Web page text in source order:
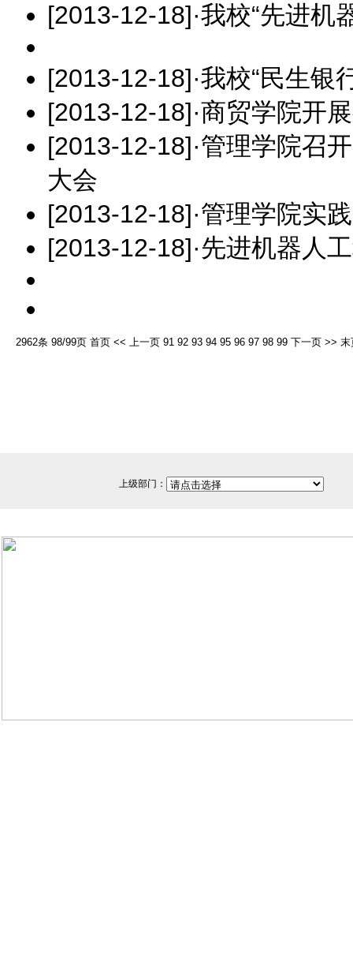
[2013-12-18]·我校“先进机
[2013-12-18]·我校“民生银
[2013-12-18]·商贸学院开
[2013-12-18]·管理学院召
大会
[2013-12-18]·管理学院实
[2013-12-18]·先进机器人
2962条 98/99页 首页 << 上一页 91 92 93 94 95 96 97 98 99 下一页 >> 末
上级部门：